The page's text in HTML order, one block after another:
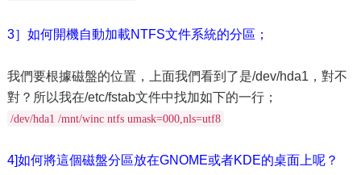
3］如何開機自動加載NTFS文件系統的分區；
我們要根據磁盤的位置，上面我們看到了是/dev/hda1，對不
對？所以我在/etc/fstab文件中找加如下的一行；
/dev/hda1 /mnt/winc ntfs umask=000,nls=utf8
4]如何將這個磁盤分區放在GNOME或者KDE的桌面上呢？